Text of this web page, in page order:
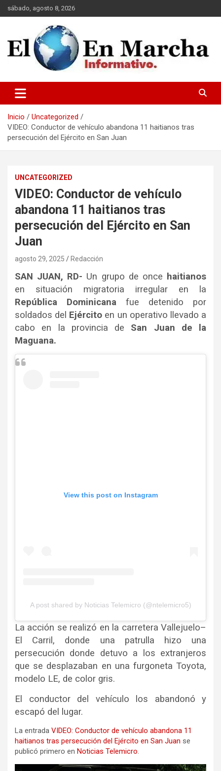
Saltar
al
sábado, agosto 8, 2026
elmundoenmarcha.net
Inicio
Uncategorized
VIDEO: Conductor de vehículo abandona 11 haitianos tras
persecución del Ejército en San Juan
UNCATEGORIZED
VIDEO: Conductor de vehículo
abandona 11 haitianos tras
persecución del Ejército en San
Juan
agosto 29, 2025 Redacción
SAN JUAN, RD- Un grupo de once haitianos
en situación migratoria irregular en la
República Dominicana fue detenido por
soldados del Ejército en un operativo llevado a
cabo en la provincia de San Juan de la
Maguana.
View this post on Instagram
A post shared by Noticias Telemicro (@ntelemicro5)
La acción se realizó en la carretera Vallejuelo–
El Carril, donde una patrulla hizo una
persecución donde detuvo a los extranjeros
que se desplazaban en una furgoneta Toyota,
modelo LE, de color gris.
El conductor del vehículo los abandonó y
escapó del lugar.
La entrada VIDEO: Conductor de vehículo abandona 11
haitianos tras persecución del Ejército en San Juan se
publicó primero en Noticias Telemicro